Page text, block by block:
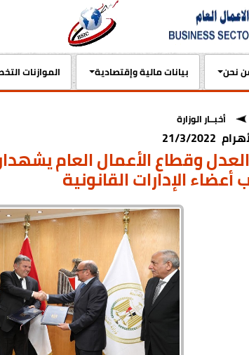
نحن بيانات مالية وإقتصادية الموازنات
أخبــار الوزارة
3/2022
العدل وقطاع الأعمال العام
أعضاء الإدارات القانونية